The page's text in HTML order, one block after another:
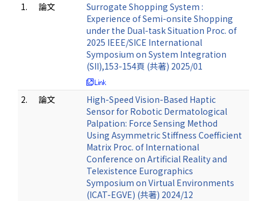
1.
論文
Surrogate Shopping System :
Experience of Semi-onsite Shopping
under the Dual-task Situation Proc. of
2025 IEEE/SICE International
Symposium on System Integration
(SII),153-154頁 (共著) 2025/01
2. 論文
High-Speed Vision-Based Haptic
Sensor for Robotic Dermatological
Palpation: Force Sensing Method
Using Asymmetric Stiffness Coefficient
Matrix Proc. of International
Conference on Artificial Reality and
Telexistence Eurographics
Symposium on Virtual Environments
(ICAT-EGVE) (共著) 2024/12